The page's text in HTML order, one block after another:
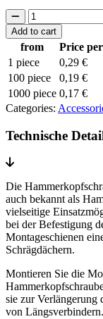
Hammer
head
screw
M10
x
32
mm
quantity
Add to cart
from
Price
1 piece
0,29 €
100 piece
0,19 €
1000 piece 0,17 €
Categories:
Technische
Die
auch bekannt als
vielseitige
bei der Befestigung
Montageschienen
Schrägdächern.
Montieren Sie die
sie zur Verlängerung
von Längsverbindern.